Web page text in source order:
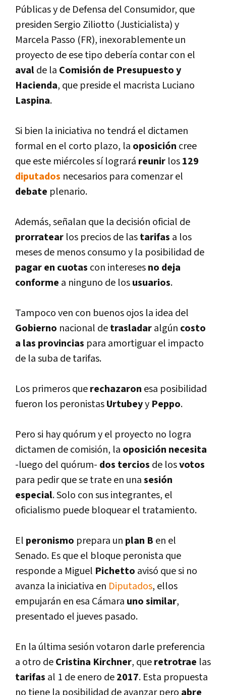
Públicas y de Defensa del Consumidor, que
presiden Sergio Ziliotto (Justicialista) y
Marcela Passo (FR), inexorablemente un
proyecto de ese tipo deberí­a contar con el
avalde la Comisión de Presupuesto y
Hacienda, que preside el macrista Luciano
Laspina.
Si bien la iniciativa no tendrá el dictamen
formal en el corto plazo, la oposición cree
que este miércoles sí­ logrará reunir los129
diputados necesarios para comenzar el
debate plenario.
Además, señalan que la decisión oficial de
prorratear los precios de lastarifas a los
meses de menos consumo y la posibilidad de
pagar en cuotas con interesesno deja
conforme a ninguno de losusuarios.
Tampoco ven con buenos ojos la idea del
Gobierno nacional detrasladaralgún costo
a las provincias para amortiguar el impacto
de la suba de tarifas.
Los primeros querechazaron esa posibilidad
fueron los peronistasUrtubeyy Peppo.
Pero si hay quórum y el proyecto no logra
dictamen de comisión, la oposición necesita
-luego del quórum- dos tercios de losvotos
para pedir que se trate en unasesión
especial. Solo con sus integrantes, el
oficialismo puede bloquear el tratamiento.
El peronismo prepara un plan B en el
Senado. Es que el bloque peronista que
responde a Miguel Pichetto avisó que si no
avanza la iniciativa en Diputados, ellos
empujarán en esa Cámara uno similar,
presentado el jueves pasado.
En la última sesión votaron darle preferencia
a otro deCristina Kirchner, queretrotrae las
tarifas al 1 de enero de2017. Esta propuesta